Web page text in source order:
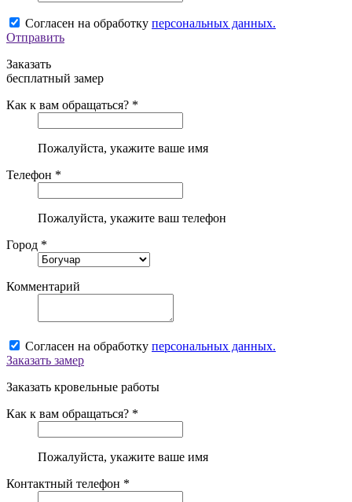
Согласен на обработку персональных данных.
Отправить
Заказать
бесплатный замер
Как к вам обращаться? *
Пожалуйста, укажите ваше имя
Телефон *
Пожалуйста, укажите ваш телефон
Город *
Комментарий
Согласен на обработку персональных данных.
Заказать замер
Заказать кровельные работы
Как к вам обращаться? *
Пожалуйста, укажите ваше имя
Контактный телефон *